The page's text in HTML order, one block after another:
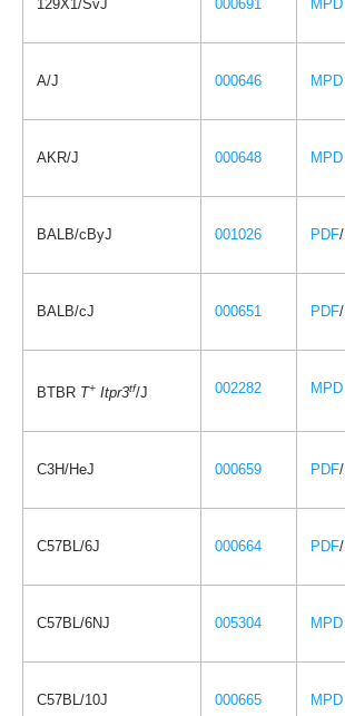
129X1/SvJ 000691 MPD
A/J 000646 MPD
AKR/J 000648 MPD
BALB/cByJ 001026 PDF/
BALB/cJ 000651 PDF/
BTBR T+ Itpr3tf/J 002282 MPD
C3H/HeJ 000659 PDF/
C57BL/6J 000664 PDF/
C57BL/6NJ 005304 MPD
C57BL/10J 000665 MPD